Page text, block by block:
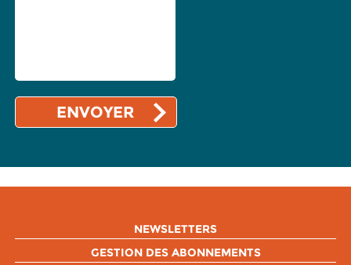
NEWSLETTERS
GESTION DES ABONNEMENTS